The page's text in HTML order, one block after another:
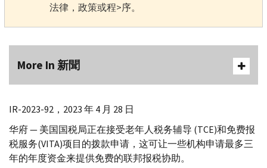
法律，政策或程>序。
More In 新聞
IR-2023-92，2023 年 4 月 28 日
华府 — 美国国税局正在接受老年人税务辅导 (TCE)和免费报
税服务(VITA)项目的拨款申请，这可让一些机构申请最多三
年的年度资金来提供免费的联邦报税协助。